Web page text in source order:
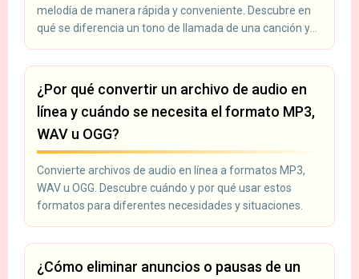
melodía de manera rápida y conveniente. Descubre en
qué se diferencia un tono de llamada de una canción y
¿Por qué convertir un archivo de audio en
línea y cuándo se necesita el formato MP3,
WAV u OGG?
Convierte archivos de audio en línea a formatos MP3,
WAV u OGG. Descubre cuándo y por qué usar estos
formatos para diferentes necesidades y situaciones.
¿Cómo eliminar anuncios o pausas de un